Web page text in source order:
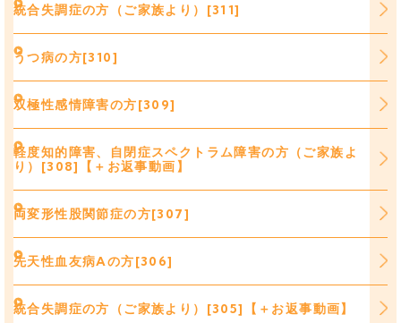
統合失調症の方（ご家族より）[311]
うつ病の方[310]
双極性感情障害の方[309]
軽度知的障害、自閉症スペクトラム障害の方（ご家族よ
り）[308]【＋お返事動画】
両変形性股関節症の方[307]
先天性血友病Aの方[306]
統合失調症の方（ご家族より）[305]【＋お返事動画】